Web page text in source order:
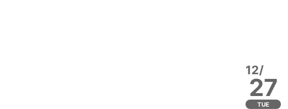
12/
27
TUE